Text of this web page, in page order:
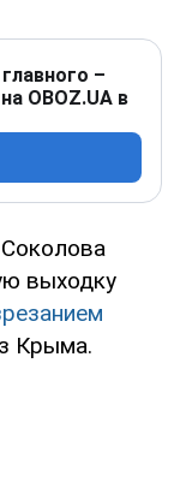
–
OBOZ.UA в
выходку
Крыма.